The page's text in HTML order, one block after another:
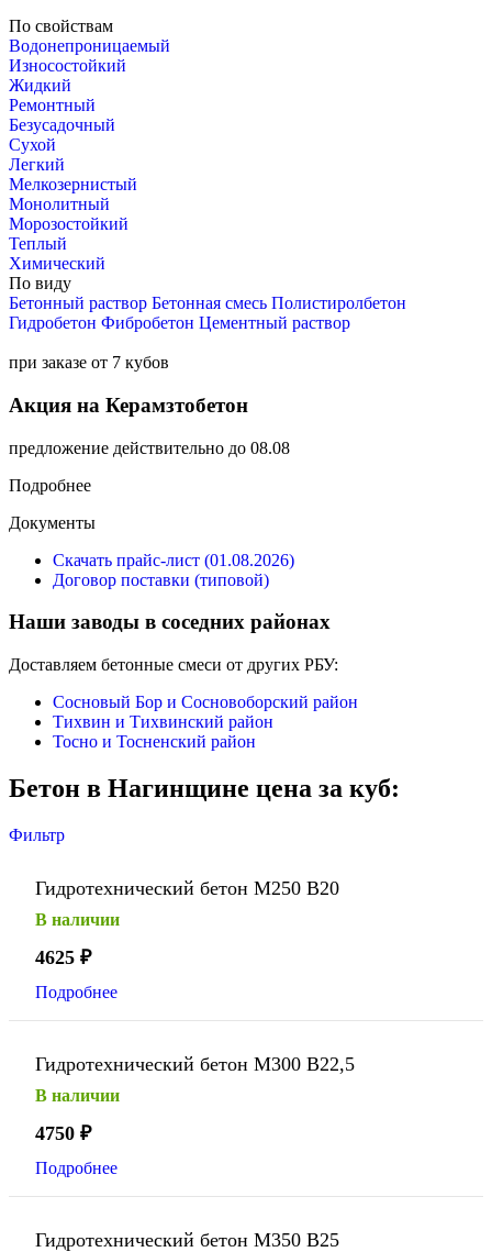
По свойствам
Водонепроницаемый
Износостойкий
Жидкий
Ремонтный
Безусадочный
Сухой
Легкий
Мелкозернистый
Монолитный
Морозостойкий
Теплый
Химический
По виду
Бетонный раствор Бетонная смесь Полистиролбетон
Гидробетон Фибробетон Цементный раствор
при заказе от 7 кубов
Акция на Керамзтобетон
предложение действительно до 08.08
Подробнее
Документы
Скачать прайс-лист (01.08.2026)
Договор поставки (типовой)
Наши заводы в соседних районах
Доставляем бетонные смеси от других РБУ:
Сосновый Бор и Сосновоборский район
Тихвин и Тихвинский район
Тосно и Тосненский район
Бетон в Нагинщине цена за куб:
Фильтр
Гидротехнический бетон М250 В20
В наличии
4625 ₽
Подробнее
Гидротехнический бетон М300 В22,5
В наличии
4750 ₽
Подробнее
Гидротехнический бетон М350 В25